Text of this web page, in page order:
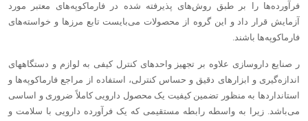
فرآورده‌ها را بر طبق روش‌های پذیرفته شده در فارماکوپه‌های معتبر مورد
آزمایش قرار داد و این گروه از محصولات می‌بایست تابع مرزها و خواسته‌های
فارماکوپه‌ها باشند.
ر صنایع داروسازی علاوه بر تجهیز واحدهای کنترل کیفی به لوازم و دستگاههای
اندازه‌گیری و ابزارهای دقیق و حساس کنترلی، استفاده از مراجع فارماکوپه‌ها و
استانداردها به منظور تضمین کیفیت یک محصول دارویی کاملاً‌ ضروری و اساسی
می‌باشد. زیرا به واسطه رابطه مستقیمی که یک فرآورده دارویی با سلامت و